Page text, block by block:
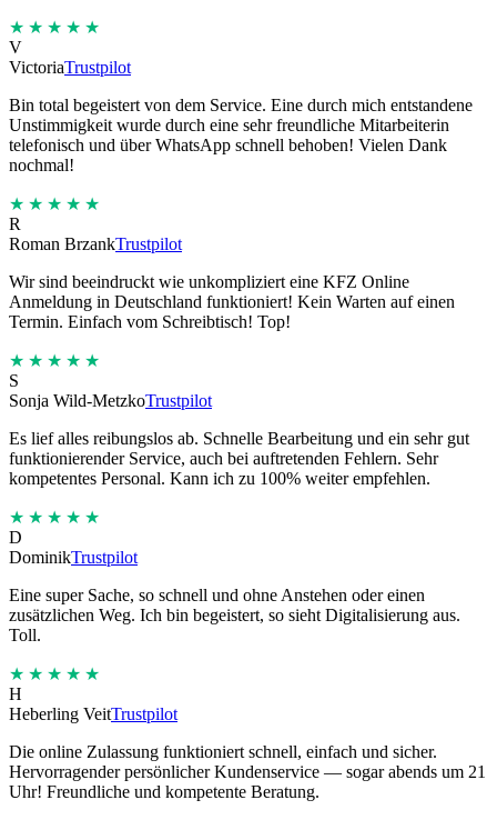
★★★★★
V
VictoriaTrustpilot
Bin total begeistert von dem Service. Eine durch mich entstandene
Unstimmigkeit wurde durch eine sehr freundliche Mitarbeiterin
telefonisch und über WhatsApp schnell behoben! Vielen Dank
nochmal!
★★★★★
R
Roman BrzankTrustpilot
Wir sind beeindruckt wie unkompliziert eine KFZ Online
Anmeldung in Deutschland funktioniert! Kein Warten auf einen
Termin. Einfach vom Schreibtisch! Top!
★★★★★
S
Sonja Wild-MetzkoTrustpilot
Es lief alles reibungslos ab. Schnelle Bearbeitung und ein sehr gut
funktionierender Service, auch bei auftretenden Fehlern. Sehr
kompetentes Personal. Kann ich zu 100% weiter empfehlen.
★★★★★
D
DominikTrustpilot
Eine super Sache, so schnell und ohne Anstehen oder einen
zusätzlichen Weg. Ich bin begeistert, so sieht Digitalisierung aus.
Toll.
★★★★★
H
Heberling VeitTrustpilot
Die online Zulassung funktioniert schnell, einfach und sicher.
Hervorragender persönlicher Kundenservice — sogar abends um 21
Uhr! Freundliche und kompetente Beratung.